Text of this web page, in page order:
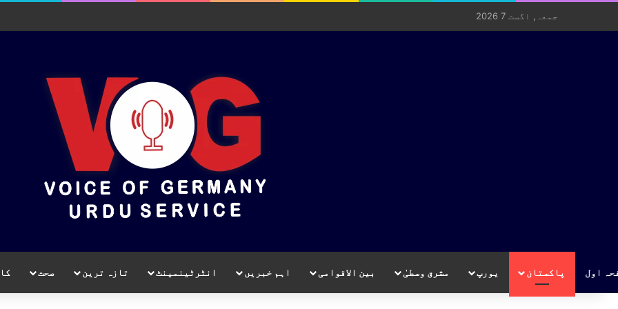
جمعہ, اگست 7 2026
اول پاکستان یورپ مشرق وسطیٰ بین الاقوامی اہم خبریں انٹرٹینمینٹ تازہ ترین صحت